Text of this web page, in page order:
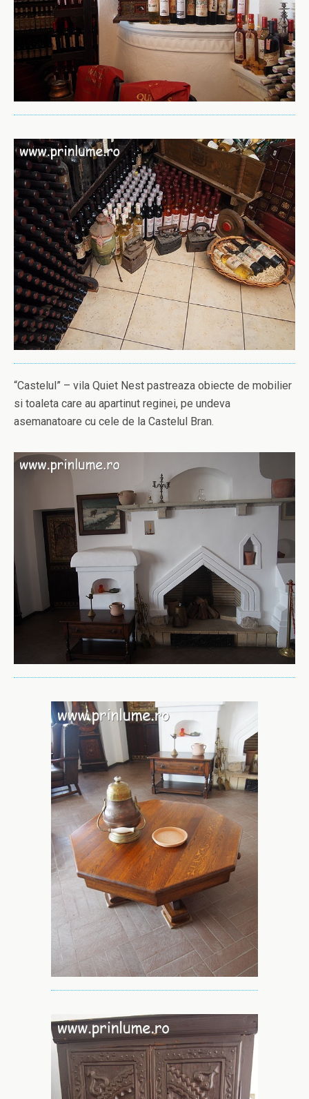
“Castelul” – vila Quiet Nest pastreaza obiecte de mobilier
si toaleta care au apartinut reginei, pe undeva
asemanatoare cu cele de la Castelul Bran.